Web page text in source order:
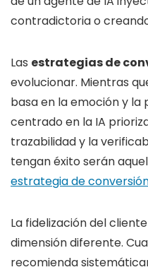
contradictoria o
Las estrategias de
evolucionar. Mientras
basa en la emoción y la
centrado en la IA
trazabilidad y la
tengan éxito serán
estrategia de
La fidelización del
dimensión diferente.
recomienda